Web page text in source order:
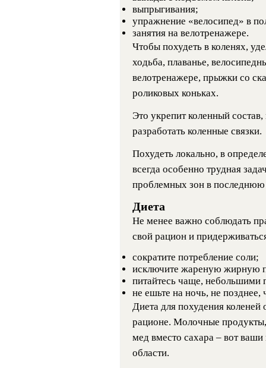
выпрыгивания;
упражнение «велосипед» в
занятия на велотренажере.
Чтобы похудеть в коленях,
ходьба, плаванье,
велотренажере, прыжки со
роликовых коньках.
Это укрепит коленный
разработать коленные связки.
Похудеть локально, в
всегда особенно трудная
проблемных зон в последнюю
Диета
Не менее важно соблюдать
свой рацион и
сократите потребление соли;
исключите жареную жирную
питайтесь чаще, небольшими
не ешьте на ночь, не позднее,
Диета для похудения
рационе. Молочные
мед вместо сахара – вот
области.